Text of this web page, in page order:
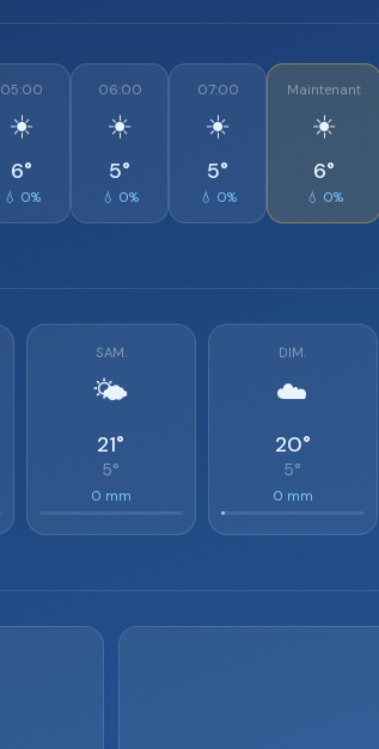
05:00
☀️
6°
💧 0%
06:00
☀️
5°
💧 0%
07:00
☀️
5°
💧 0%
Maintenant
☀️
6°
💧 0%
SAM.
🌤️
21°
5°
0 mm
DIM.
☁️
20°
5°
0 mm